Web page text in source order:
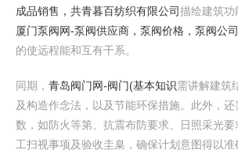
成品销售，共青暮百纺织有限公司描绘建筑功
厦门泵阀网-泵阀供应商，泵阀价格，泵阀公
的使远程能和互有干系。
同期， 青岛阀门网-阀门(基本知识需讲解建筑
及构造作念法，以及节能环保措施。此外，
数，如防火等第、抗震布防要求、日照采光
工扫视事项及验收圭臬，确保计划意图得以准